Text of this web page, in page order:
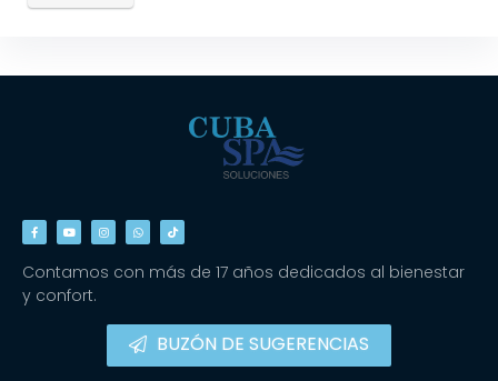
Contamos con más de 17 años dedicados al bienestar
y confort.
BUZÓN DE SUGERENCIAS